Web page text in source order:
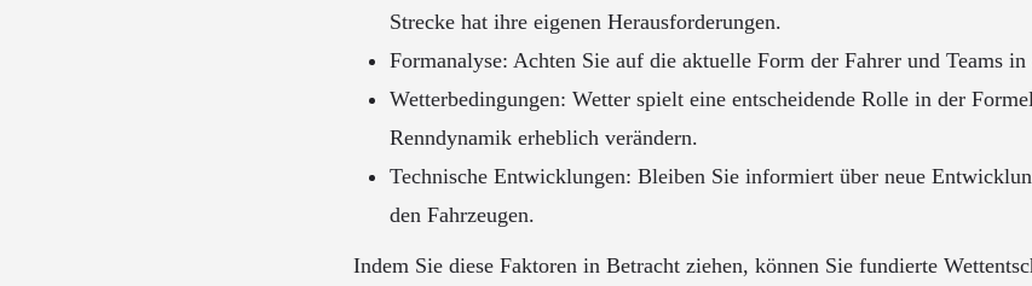
Strecke hat ihre eigenen Herausforderungen.
Formanalyse: Achten Sie auf die aktuelle Form der Fahrer und Teams in
Wetterbedingungen: Wetter spielt eine entscheidende Rolle in der
Renndynamik erheblich verändern.
Technische Entwicklungen: Bleiben Sie informiert über neue
den Fahrzeugen.
Indem Sie diese Faktoren in Betracht ziehen, können Sie fundierte